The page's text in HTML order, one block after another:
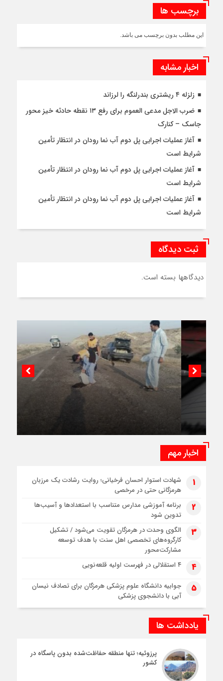
برچسب ها
این مطلب بدون برچسب می باشد.
اخبار مشابه
زلزله ۴ ریشتری بندرلنگه را لرزاند
ضرب الاجل مدعی العموم برای رفع ۱۳ نقطه حادثه خیز محور
جاسک – کنارک
آغاز عملیات اجرایی پل دوم آب نما رودان در انتظار تأمین
شرایط است
آغاز عملیات اجرایی پل دوم آب نما رودان در انتظار تأمین
شرایط است
آغاز عملیات اجرایی پل دوم آب نما رودان در انتظار تأمین
شرایط است
ثبت دیدگاه
دیدگاهها بسته است.
خیز محور جاسک – کنارک
اخبار مهم
1
شهادت استوار احسان فرخیانی؛ روایت رشادت یک مرزبان
هرمزگانی حتی در مرخصی
2
برنامه آموزشی مدارس متناسب با استعدادها و آسیب‌ها
تدوین شود
3
الگوی وحدت در هرمزگان تقویت می‌شود / تشکیل
کارگروه‌های تخصصی اهل سنت با هدف توسعه
مشارکت‌محور
4 ۴ استقلالی در فهرست اولیه قلعه‌نویی
5
جوابیه دانشگاه علوم پزشکی هرمزگان برای تصادف نیسان
آبی با دانشجوی پزشکی
یادداشت ها
پرزوئیه؛ تنها منطقه حفاظت‌شده بدون پاسگاه در
کشور